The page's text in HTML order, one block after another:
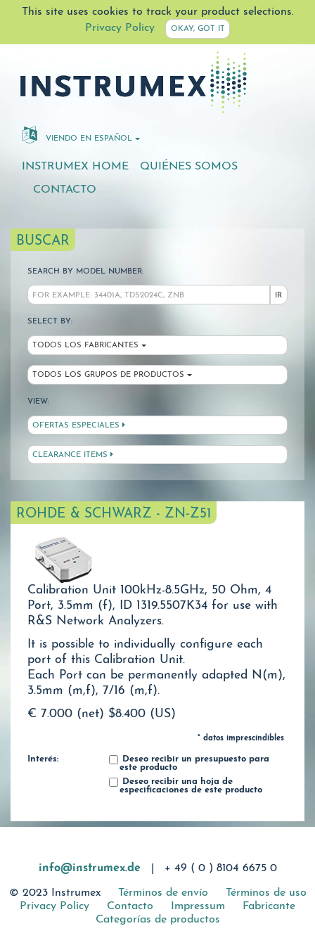
This site uses cookies to track your product selections.
Privacy Policy
OKAY, GOT IT
VIENDO EN ESPAÑOL
INSTRUMEX HOME QUIÉNES SOMOS
CONTACTO
BUSCAR
SEARCH BY MODEL NUMBER:
IR
SELECT BY:
TODOS LOS FABRICANTES
TODOS LOS GRUPOS DE PRODUCTOS
VIEW:
OFERTAS ESPECIALES
CLEARANCE ITEMS
ROHDE & SCHWARZ - ZN-Z51
Calibration Unit 100kHz-8.5GHz, 50 Ohm, 4
Port, 3.5mm (f), ID 1319.5507K34 for use with
R&S Network Analyzers.
It is possible to individually configure each
port of this Calibration Unit.
Each Port can be permanently adapted N(m),
3.5mm (m,f), 7/16 (m,f).
€ 7.000 (net) $8.400 (US)
* datos imprescindibles
Interés:
Deseo recibir un presupuesto para
este producto
Deseo recibir una hoja de
especificaciones de este producto
info@instrumex.de + 49 ( 0 ) 8104 6675 0
© 2023 Instrumex Términos de envío
Términos de uso
Privacy Policy
Contacto Impressum
Fabricante
Categorías de productos